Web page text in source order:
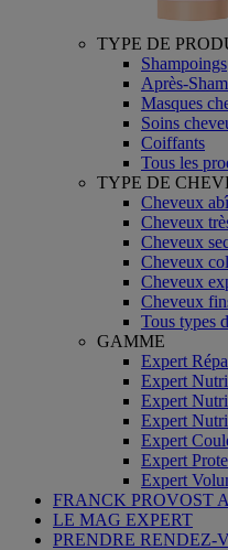
TYPE DE
Shampoings
Après-
Masques
Soins
Coiffants
Tous les
TYPE DE
Cheveux
Cheveux
Cheveux
Cheveux
Cheveux
Cheveux
Tous types
GAMME
Expert
Expert
Expert
Expert
Expert
Expert
Expert
FRANCK PROVOST
LE MAG EXPERT
PRENDRE RENDEZ-